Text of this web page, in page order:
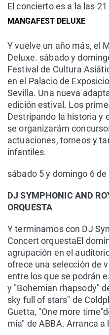
El concierto es a la las
MANGAFEST DELUXE
Y vuelve un año más, el
Deluxe. sábado y
Festival de Cultura
en el Palacio de
Sevilla. Una nueva
edición estival. Los
Destripando la historia y
se organizarám
actuaciones, torneos y
infantiles.
sábado 5 y domingo 6
DJ SYMPHONIC AND
ORQUESTA
Y terminamos con DJ
Concert orquestaEl
agrupación en el
ofrece una selección de
entre los que se podrán
y "Bohemian rhapsody"
sky full of stars" de
Guetta, "One more
mia" de ABBA. Arranca a